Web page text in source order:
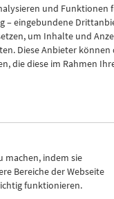
ist mit das
das Kino der
Nostalgien
und Momente,
und einfach da.
als kontemplativer
Studie zum
Österreichisches
Himmel und Erde(1979-
und Funktionen
eingebundene
um Inhalte und
Diese Anbieter können
die diese im Rahmen
machen, indem sie
Bereiche der Webseite
funktionieren.